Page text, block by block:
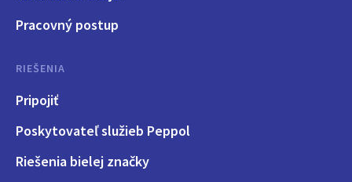
Pracovný postup
RIEŠENIA
Pripojiť
Poskytovateľ služieb Peppol
Riešenia bielej značky